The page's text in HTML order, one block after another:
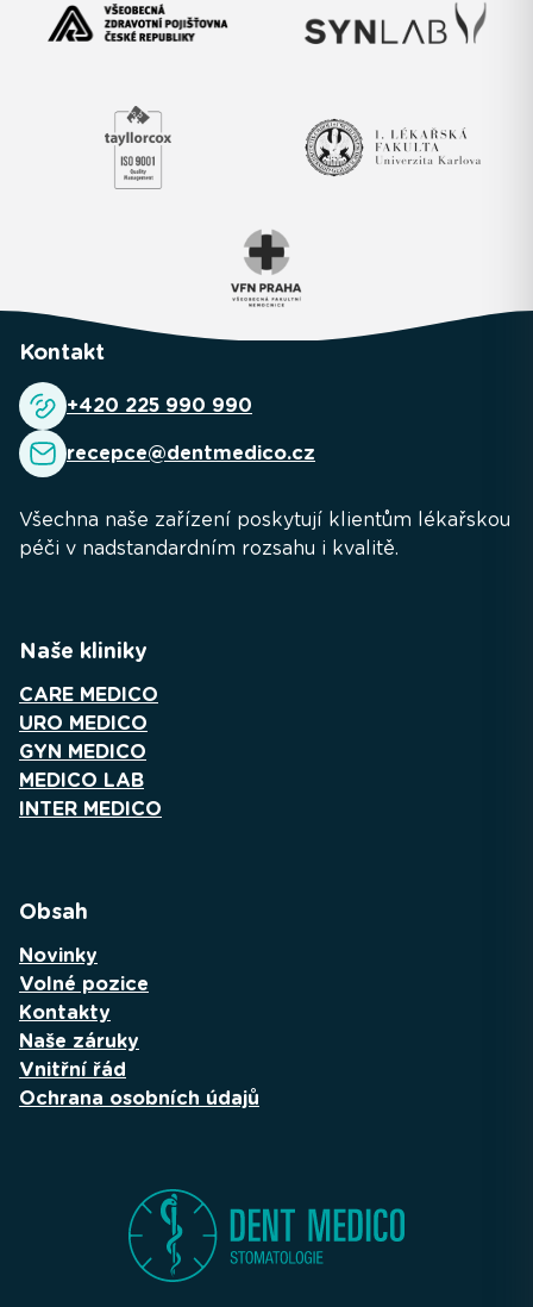
Kontakt
+420 225 990 990
recepce@dentmedico.cz
Všechna naše zařízení poskytují klientům lékařskou
péči v nadstandardním rozsahu i kvalitě.
Naše kliniky
CARE MEDICO
URO MEDICO
GYN MEDICO
MEDICO LAB
INTER MEDICO
Obsah
Novinky
Volné pozice
Kontakty
Naše záruky
Vnitřní řád
Ochrana osobních údajů